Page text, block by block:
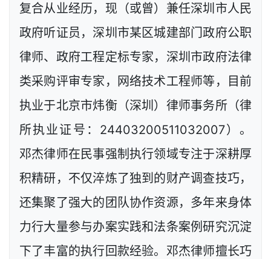
复合从业经历，现（或曾）兼任深圳市人民
政府听证员，深圳市某区城建部门政府公职
律师、政府工程定标专家，深圳市政府法律
类采购评审专家，网络技术工程师等，目前
执业于北京市炜衡（深圳）律师事务所（律
所执业证号：24403200511032007）。
邓杰律师在民事强制执行领域专注于深耕厚
积精研，不仅淬炼了独到的财产调查技巧，
还集聚了强大的团队协作资源，多年来身体
力行大量参与办案实践和法条案例研究沉淀
下了丰富的执行回款经验。邓杰律师擅长巧